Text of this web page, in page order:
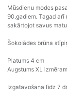
Mūsdienu modes
90.gadiem. Tagad
sakārtojot savus
Šokolādes brūna
Platums 4 cm
Augstums XL
Izgatavošana līdz 7